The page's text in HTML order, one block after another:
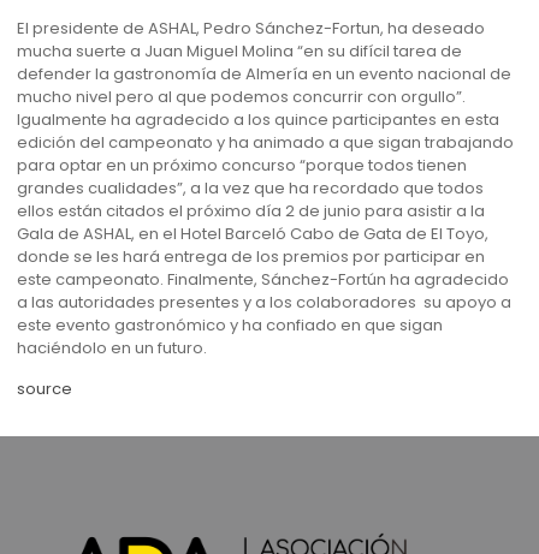
El presidente de ASHAL, Pedro Sánchez-Fortun, ha deseado
mucha suerte a Juan Miguel Molina “en su difícil tarea de
defender la gastronomía de Almería en un evento nacional de
mucho nivel pero al que podemos concurrir con orgullo”.
Igualmente ha agradecido a los quince participantes en esta
edición del campeonato y ha animado a que sigan trabajando
para optar en un próximo concurso “porque todos tienen
grandes cualidades”, a la vez que ha recordado que todos
ellos están citados el próximo día 2 de junio para asistir a la
Gala de ASHAL, en el Hotel Barceló Cabo de Gata de El Toyo,
donde se les hará entrega de los premios por participar en
este campeonato. Finalmente, Sánchez-Fortún ha agradecido
a las autoridades presentes y a los colaboradores su apoyo a
este evento gastronómico y ha confiado en que sigan
haciéndolo en un futuro.
source